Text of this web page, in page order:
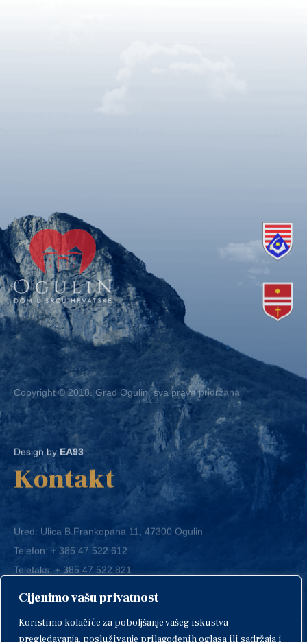
Cijenimo vašu privatnost
Koristimo kolačiće za poboljšanje vašeg iskustva
pregledavanja, posluživanje prilagođenih oglasa ili sadržaja i
Copyright © 2018. Grad Ogulin, sva prava pridržana.
Design byEA93
Kontakt
Ured: Ulica B.Frankopana 11, 47300 Ogulin
Telefon:+ 385 47 522 612
Telefaks:+ 385 47 522 821
E-mail:grad-ogulin@ogulin.hr